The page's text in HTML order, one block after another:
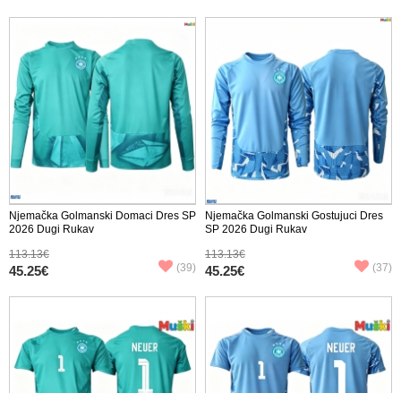
Njemačka Golmanski Domaci Dres SP
2026 Dugi Rukav
113.13€
45.25€ (39)
Njemačka Golmanski Gostujuci Dres
SP 2026 Dugi Rukav
113.13€
45.25€ (37)